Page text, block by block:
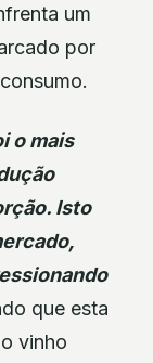
um
por
o mais
Isto
que esta
vinho